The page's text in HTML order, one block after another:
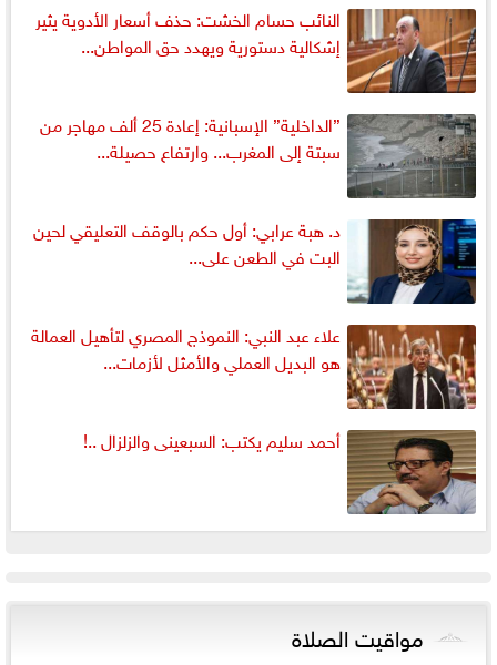
النائب حسام الخشت: حذف أسعار الأدوية يثير
إشكالية دستورية ويهدد حق المواطن...
”الداخلية” الإسبانية: إعادة 25 ألف مهاجر من
سبتة إلى المغرب... وارتفاع حصيلة...
د. هبة عرابي: أول حكم بالوقف التعليقي لحين
البت في الطعن على...
علاء عبد النبي: النموذج المصري لتأهيل العمالة
هو البديل العملي والأمثل لأزمات...
أحمد سليم يكتب: السبعينى والزلزال ..!
مواقيت الصلاة